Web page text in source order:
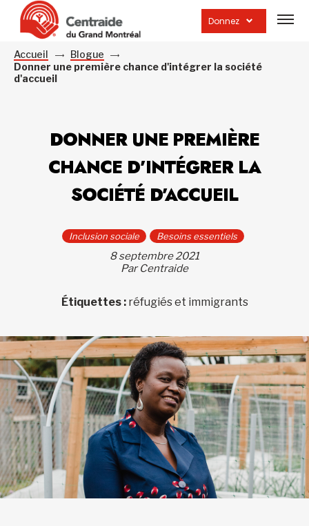
Donnez
la
Accueil
Blogue
Donner une première chance d'intégrer la société
d'accueil
DONNER UNE PREMIÈRE
CHANCE D’INTÉGRER LA
SOCIÉTÉ D’ACCUEIL
Inclusion sociale Besoins essentiels
8 septembre 2021
Par Centraide
Étiquettes : réfugiés et immigrants